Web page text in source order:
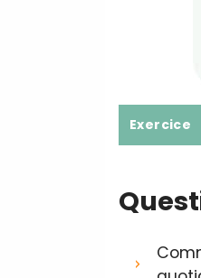
Exercice